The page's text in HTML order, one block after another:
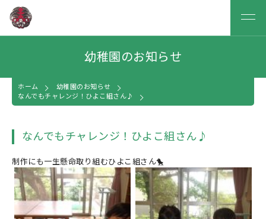
幼稚園のお知らせ
ホーム
幼稚園のお知らせ
なんでもチャレンジ！ひよこ組さん♪
なんでもチャレンジ！ひよこ組さん♪
制作にも一生懸命取り組むひよこ組さん🐤